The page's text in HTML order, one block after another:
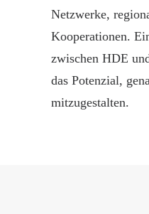
Netzwerke,
Kooperationen.
zwischen HDE
das Potenzial,
mitzugestalten.